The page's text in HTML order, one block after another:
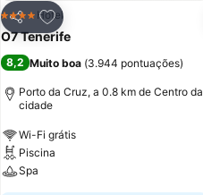
Partilhar
Adicionar aos favoritos
4 EstrelasHotel
O7 Tenerife
8,2 Muito boa (3.944 pontuações)
Porto da Cruz, a 0.8 km de Centro da
cidade
Wi-Fi grátis
Piscina
Spa